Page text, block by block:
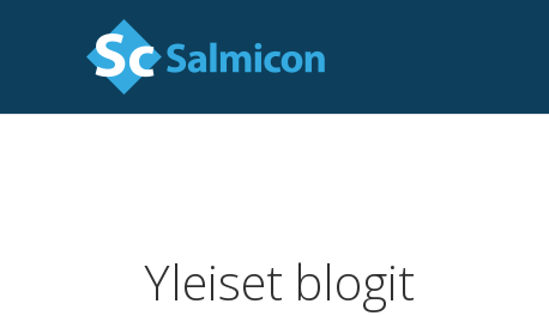
Yleiset blogit